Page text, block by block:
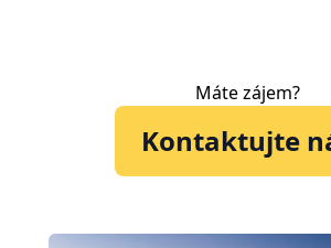
Máte zájem?
Kontaktujte